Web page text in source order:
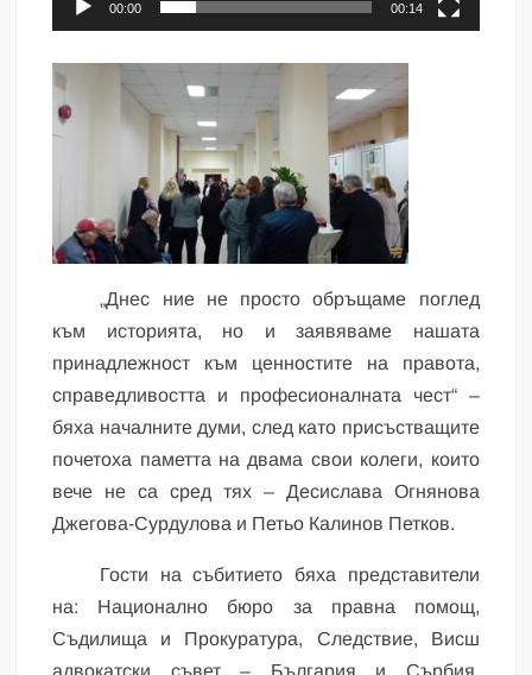
00:00 00:14
„Днес ние не просто обръщаме поглед
към историята, но и заявяваме нашата
принадлежност към ценностите на правота,
справедливостта и професионалната чест“ –
бяха началните думи, след като присъстващите
почетоха паметта на двама свои колеги, които
вече не са сред тях – Десислава Огнянова
Джегова-Сурдулова и Петьо Калинов Петков.
Гости на събитието бяха представители
на: Национално бюро за правна помощ,
Съдилища и Прокуратура, Следствие, Висш